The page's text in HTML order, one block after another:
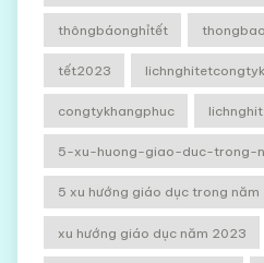
thôngbáonghỉtết
tết2023
congtykhangphuc
5-xu-huong-giao-duc-trong-
5 xu hướng giáo dục trong năm
xu hướng giáo dục năm 2023